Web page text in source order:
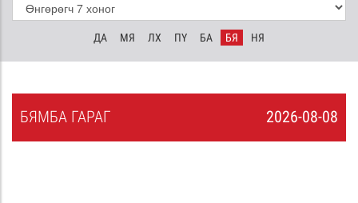
ДА МЯ ЛХ ПҮ БА БЯ НЯ
2026-08-08
БЯМБА ГАРАГ